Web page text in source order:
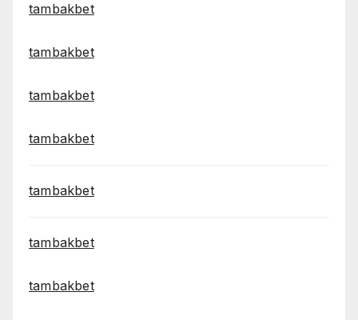
tambakbet
tambakbet
tambakbet
tambakbet
tambakbet
tambakbet
tambakbet